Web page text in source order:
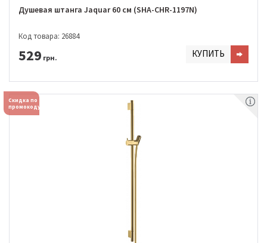
Душевая штанга Jaquar 60 см (SHA-CHR-1197N)
Код товара: 26884
529 грн. КУПИТЬ
Скидка по
промокоду